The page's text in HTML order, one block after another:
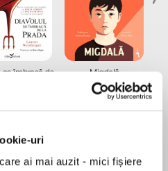
uri
ai mai auzit - mici fișiere
se îmbracă de
Migdală
Sohn Won-pyung